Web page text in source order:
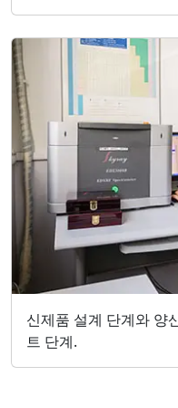
신제품 설계 단계와 양
트 단계.